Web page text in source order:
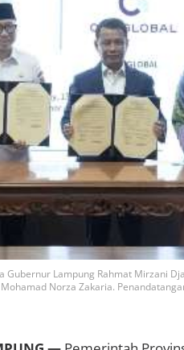
Lampung Rahmat Mirzani
Norza Zakaria.